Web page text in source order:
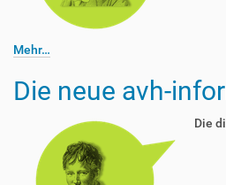
Mehr…
Die neue avh-
Die